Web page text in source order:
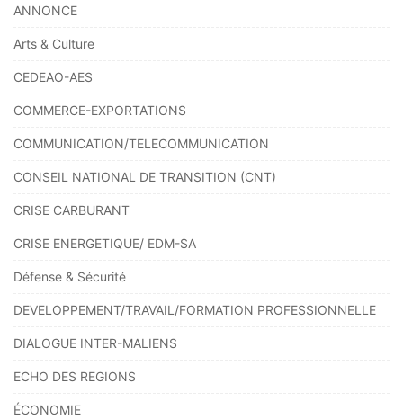
ANNONCE
Arts & Culture
CEDEAO-AES
COMMERCE-EXPORTATIONS
COMMUNICATION/TELECOMMUNICATION
CONSEIL NATIONAL DE TRANSITION (CNT)
CRISE CARBURANT
CRISE ENERGETIQUE/ EDM-SA
Défense & Sécurité
DEVELOPPEMENT/TRAVAIL/FORMATION PROFESSIONNELLE
DIALOGUE INTER-MALIENS
ECHO DES REGIONS
ÉCONOMIE